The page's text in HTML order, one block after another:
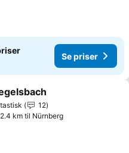
Se priser
til i favoritter
12
km til Nürnberg